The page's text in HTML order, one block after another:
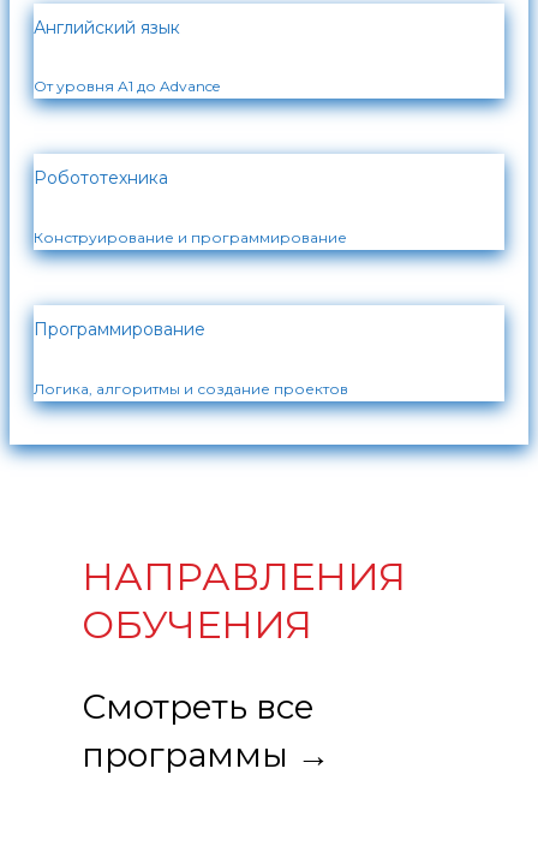
Английский язык
От уровня A1 до Advance
Робототехника
Конструирование и программирование
Программирование
Логика, алгоритмы и создание проектов
НАПРАВЛЕНИЯ
ОБУЧЕНИЯ
Смотреть все
программы →